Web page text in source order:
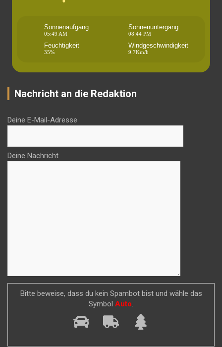
Sonnenaufgang
05:49 AM
Sonnenuntergang
08:44 PM
Feuchtigkeit
35%
Windgeschwindigkeit
9.7Km/h
Nachricht an die Redaktion
Deine E-Mail-Adresse
Deine Nachricht
Bitte beweise, dass du kein Spambot bist und wähle das
Symbol Auto.